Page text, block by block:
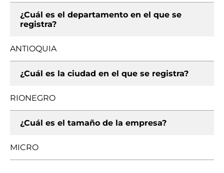
¿Cuál es el departamento en el que se
registra?
ANTIOQUIA
¿Cuál es la ciudad en el que se registra?
RIONEGRO
¿Cuál es el tamaño de la empresa?
MICRO